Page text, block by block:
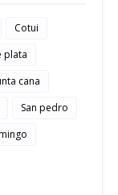
Cotui
plata
cana
San pedro